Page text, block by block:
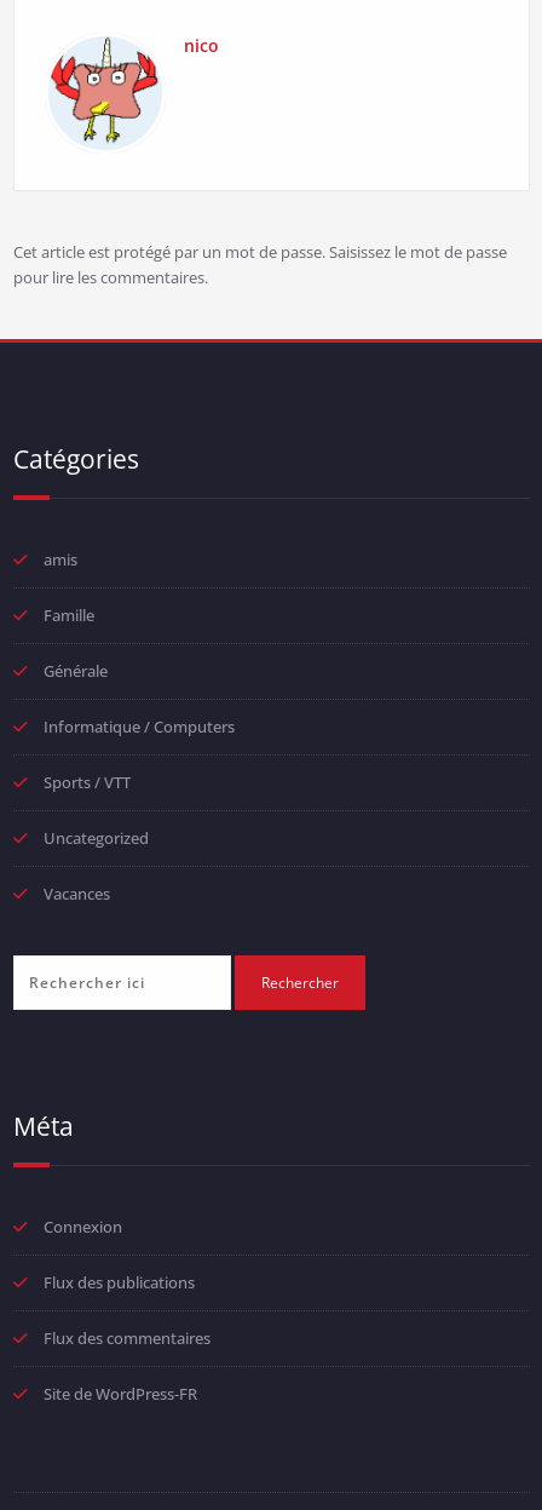
nico
Cet article est protégé par un mot de passe. Saisissez le mot de passe
pour lire les commentaires.
Catégories
amis
Famille
Générale
Informatique / Computers
Sports / VTT
Uncategorized
Vacances
Méta
Connexion
Flux des publications
Flux des commentaires
Site de WordPress-FR